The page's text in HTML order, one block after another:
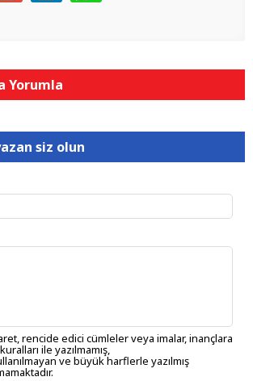
Yorumla
siz olun
rencide edici cümleler veya imalar, inançlara
ile yazılmamış,
ve büyük harflerle yazılmış